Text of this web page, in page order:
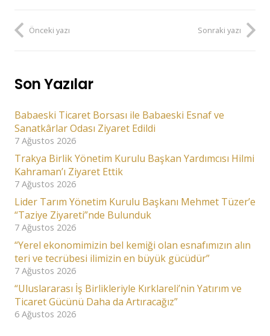
Önceki yazı Sonraki yazı
Son Yazılar
Babaeski Ticaret Borsası ile Babaeski Esnaf ve
Sanatkârlar Odası Ziyaret Edildi
7 Ağustos 2026
Trakya Birlik Yönetim Kurulu Başkan Yardımcısı Hilmi
Kahraman’ı Ziyaret Ettik
7 Ağustos 2026
Lider Tarım Yönetim Kurulu Başkanı Mehmet Tüzer’e
“Taziye Ziyareti”nde Bulunduk
7 Ağustos 2026
“Yerel ekonomimizin bel kemiği olan esnafımızın alın
teri ve tecrübesi ilimizin en büyük gücüdür”
7 Ağustos 2026
“Uluslararası İş Birlikleriyle Kırklareli’nin Yatırım ve
Ticaret Gücünü Daha da Artıracağız”
6 Ağustos 2026